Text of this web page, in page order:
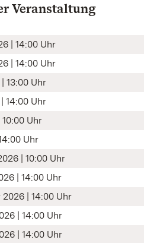
Veranstaltung
| 14:00 Uhr
| 14:00 Uhr
13:00 Uhr
14:00 Uhr
Uhr
Uhr
| 10:00 Uhr
| 14:00 Uhr
| 14:00 Uhr
| 14:00 Uhr
| 14:00 Uhr